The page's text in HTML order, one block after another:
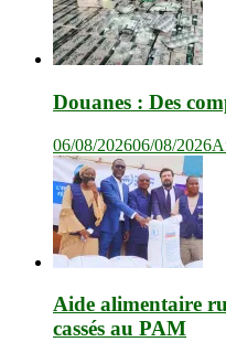
Douanes : Des
06/08/202606/08/2026
Aide alimentaire
cassés au PAM